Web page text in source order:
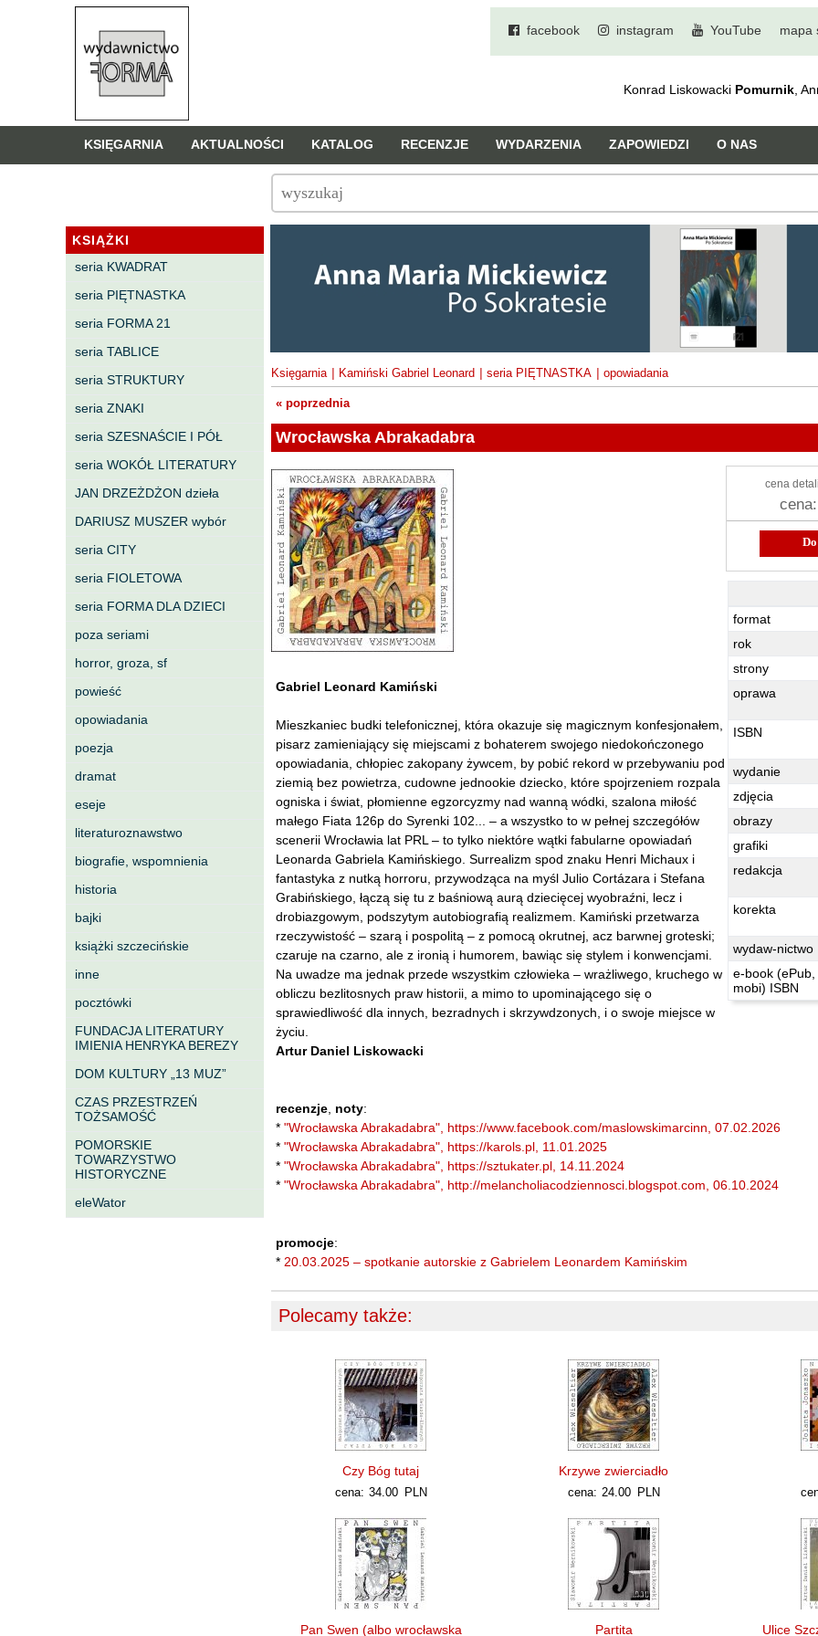
facebook instagram YouTube mapa
Konrad Liskowacki Pomurnik ,
KSIĘGARNIA AKTUALNOŚCI KATALOG RECENZJE WYDARZENIA ZAPOWIEDZI O NAS
KSIĄŻKI
seria KWADRAT
seria PIĘTNASTKA
seria FORMA 21
seria TABLICE
seria STRUKTURY
seria ZNAKI
seria SZESNAŚCIE I PÓŁ
seria WOKÓŁ LITERATURY
JAN DRZEŻDŻON dzieła
DARIUSZ MUSZER wybór
seria CITY
seria FIOLETOWA
seria FORMA DLA DZIECI
poza seriami
horror, groza, sf
powieść
opowiadania
poezja
dramat
eseje
literaturoznawstwo
biografie, wspomnienia
historia
bajki
książki szczecińskie
inne
pocztówki
FUNDACJA LITERATURY
IMIENIA HENRYKA BEREZY
DOM KULTURY „13 MUZ”
CZAS PRZESTRZEŃ
TOŻSAMOŚĆ
POMORSKIE
TOWARZYSTWO
HISTORYCZNE
eleWator
Księgarnia Kamiński Gabriel Leonard seria PIĘTNASTKA opowiadania
« poprzednia
Wrocławska Abrakadabra
cena
cena:
Wrocławska
format
rok
strony
oprawa
ISBN
wydanie
zdjęcia
obrazy
grafiki
redakcja
korekta
wydaw-nictwo
e-book (ePub,
mobi) ISBN
Gabriel Leonard Kamiński
Mieszkaniec budki telefonicznej, która okazuje się magicznym konfesjonałem,
pisarz zamieniający się miejscami z bohaterem swojego niedokończonego
opowiadania, chłopiec zakopany żywcem, by pobić rekord w przebywaniu pod
ziemią bez powietrza, cudowne jednookie dziecko, które spojrzeniem rozpala
ogniska i świat, płomienne egzorcyzmy nad wanną wódki, szalona miłość
małego Fiata 126p do Syrenki 102... – a wszystko to w pełnej szczegółów
scenerii Wrocławia lat PRL – to tylko niektóre wątki fabularne opowiadań
Leonarda Gabriela Kamińskiego. Surrealizm spod znaku Henri Michaux i
fantastyka z nutką horroru, przywodząca na myśl Julio Cortázara i Stefana
Grabińskiego, łączą się tu z baśniową aurą dziecięcej wyobraźni, lecz i
drobiazgowym, podszytym autobiografią realizmem. Kamiński przetwarza
rzeczywistość – szarą i pospolitą – z pomocą okrutnej, acz barwnej groteski;
czaruje na czarno, ale z ironią i humorem, bawiąc się stylem i konwencjami.
Na uwadze ma jednak przede wszystkim człowieka – wrażliwego, kruchego w
obliczu bezlitosnych praw historii, a mimo to upominającego się o
sprawiedliwość dla innych, bezradnych i skrzywdzonych, i o swoje miejsce w
życiu.
Artur Daniel Liskowacki
recenzje noty:
* "Wrocławska Abrakadabra", https://www.facebook.com/maslowskimarcinn, 07.02.2026
* "Wrocławska Abrakadabra", https://karols.pl, 11.01.2025
* "Wrocławska Abrakadabra", https://sztukater.pl, 14.11.2024
* "Wrocławska Abrakadabra", http://melancholiacodziennosci.blogspot.com, 06.10.2024
promocje:
* 20.03.2025 – spotkanie autorskie z Gabrielem Leonardem Kamińskim
Polecamy także:
Czy Bóg tutaj
cena: 34.00 PLN
Krzywe zwierciadło
cena: 24.00 PLN
Pan Swen (albo wrocławska Partita Ulice